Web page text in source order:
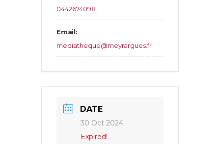
0442674098
Email:
mediatheque@meyrargues.fr
DATE
30 Oct 2024
Expired!